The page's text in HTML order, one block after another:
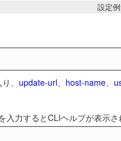
設定
、 update-url host-name
入力するとCLIヘルプが表示さ